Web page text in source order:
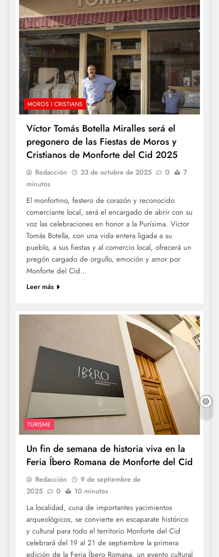
MOROS I CRISTIANS
Víctor Tomás Botella Miralles será el
pregonero de las Fiestas de Moros y
Cristianos de Monforte del Cid 2025
Redacción 23 de octubre de 2025 0
7
minutos
El monfortino, festero de corazón y reconocido
comerciante local, será el encargado de abrir con su
voz las celebraciones en honor a la Purísima. Víctor
Tomás Botella, con una vida entera ligada a su
pueblo, a sus fiestas y al comercio local, ofrecerá un
pregón cargado de orgullo, emoción y amor por
Monforte del Cid…
Leer más
TURISME
Un fin de semana de historia viva en la
Feria Íbero Romana de Monforte del Cid
Redacción
9 de septiembre de
2025
0 10 minutos
La localidad, cuna de importantes yacimientos
arqueológicos, se convierte en escaparate histórico
y cultural para todo el territorio Monforte del Cid
celebrará del 19 al 21 de septiembre la primera
edición de la Feria Íbero Romana, un evento cultural